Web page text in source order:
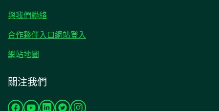
與我們聯絡
合作夥伴入口網站登入
網站地圖
關注我們